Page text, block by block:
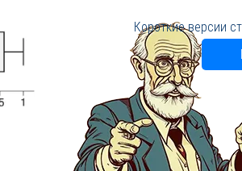
Короткие версии